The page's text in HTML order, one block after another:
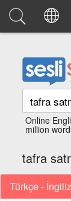
Online
million
tafra
Türkçe -